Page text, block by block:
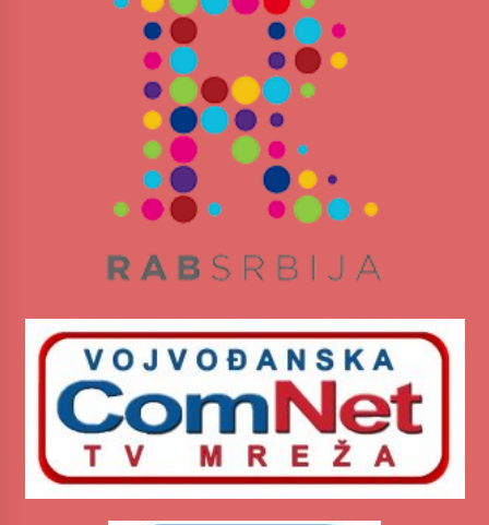
3 months ago
CINEPLEXX NIŠ BIOSKOP PROSLAVLJA ROĐENDAN
18. APRILA
4 months ago
ЛИТУРГИЈА
4 months ago
MEDALJE ZA TOPLIČANIN NA MEĐUNARODNOJ
“ИМА РУПА ДА ПРОПАДНЕШ”
5 months ago
Karatisti Topličanina osvojili 24 medalje na
Prvenstvu regiona u Jagodini